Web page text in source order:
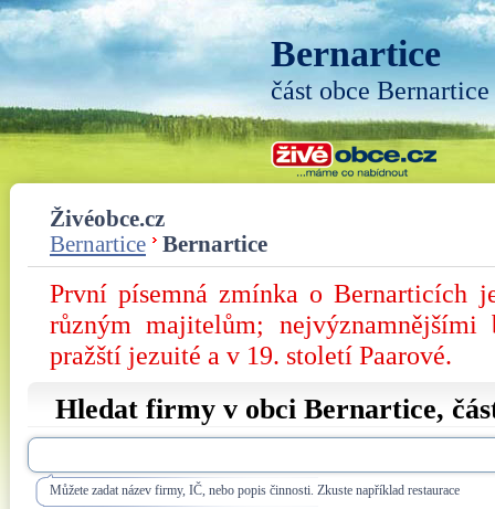
Bernartice
část obce Bernartice
Živéobce.cz
Bernartice
Bernartice
První písemná zmínka o Bernarticích
různým majitelům;
pražští jezuité a v 19. století Paarové.
Hledat firmy v obci Bernartice,
Můžete zadat název firmy, IČ, nebo popis činnosti. Zkuste například restaurace